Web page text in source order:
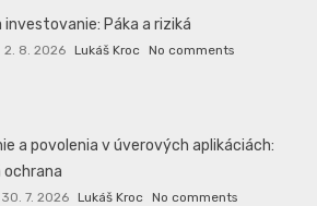
investovanie: Páka a riziká
2. 8. 2026 Lukáš Kroc No comments
a povolenia v úverových aplikáciách:
30. 7. 2026 Lukáš Kroc No comments